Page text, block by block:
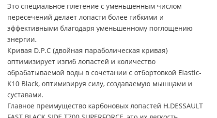
Это специальное плетение с уменьшенным числом
пересечений делает лопасти более гибкими и
эффективными благодаря уменьшенному поглощению
энергии.
Кривая D.P.C (двойная параболическая кривая)
оптимизирует изгиб лопастей и количество
обрабатываемой воды в сочетании с отбортовкой Elastic-
K10 Black, оптимизируя силу, создаваемую мышцами и
суставами.
Главное преимущество карбоновых лопастей H.DESSAULT